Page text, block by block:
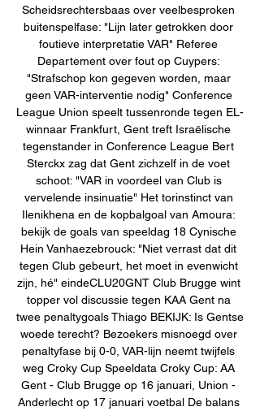
Scheidsrechtersbaas over veelbesproken
buitenspelfase: "Lijn later getrokken door
foutieve interpretatie VAR" Referee
Departement over fout op Cuypers:
"Strafschop kon gegeven worden, maar
geen VAR-interventie nodig" Conference
League Union speelt tussenronde tegen EL-
winnaar Frankfurt, Gent treft Israëlische
tegenstander in Conference League Bert
Sterckx zag dat Gent zichzelf in de voet
schoot: "VAR in voordeel van Club is
vervelende insinuatie" Het torinstinct van
Ilenikhena en de kopbalgoal van Amoura:
bekijk de goals van speeldag 18 Cynische
Hein Vanhaezebrouck: "Niet verrast dat dit
tegen Club gebeurt, het moet in evenwicht
zijn, hé" eindeCLU20GNT Club Brugge wint
topper vol discussie tegen KAA Gent na
twee penaltygoals Thiago BEKIJK: Is Gentse
woede terecht? Bezoekers misnoegd over
penaltyfase bij 0-0, VAR-lijn neemt twijfels
weg Croky Cup Speeldata Croky Cup: AA
Gent - Club Brugge op 16 januari, Union -
Anderlecht op 17 januari voetbal De balans